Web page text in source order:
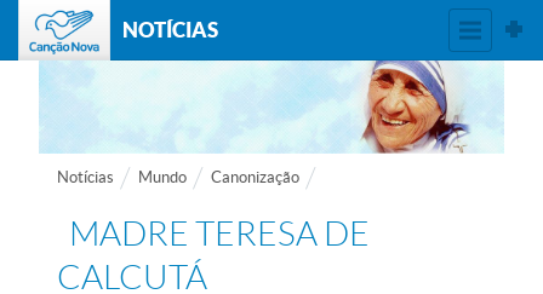
NOTÍCIAS
Notícias Mundo Canonização
MADRE TERESA DE
CALCUTÁ